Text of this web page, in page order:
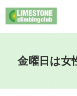
金曜日は女